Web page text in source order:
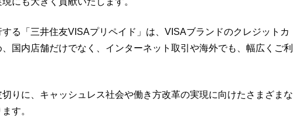
る「三井住友VISAプリペイド」は、VISAブランドのクレジットカ
国内店舗だけでなく、インターネット取引や海外でも、幅広くご利
りに、キャッシュレス社会や働き方改革の実現に向けたさまざまな
す。